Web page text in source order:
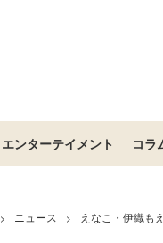
エンターテイメント コラ
> ニュース > えなこ・伊織も